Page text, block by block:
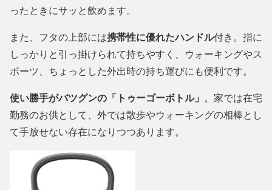
ったときにサッと飲めます。
また、フタの上部には携帯性に優れたハンドル付き。指に
しっかりと引っ掛けられて持ちやすく、ウォーキングやス
ポーツ、ちょっとした外出時の持ち運びにも便利です。
使い勝手がバツグンの「トゥーゴーボトル」
。家では在宅
勤務のお供として、外では散歩やウォーキングの相棒とし
て手放せない存在になりつつあります。